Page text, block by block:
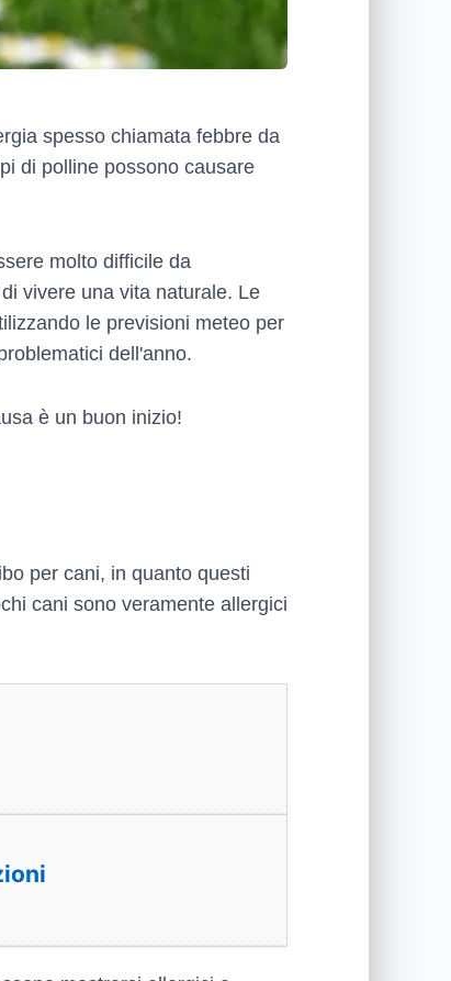
spesso chiamata febbre da
di polline possono causare
molto difficile da
vivere una vita naturale. Le
le previsioni meteo per
dell'anno.
è un buon inizio!
per cani, in quanto questi
cani sono veramente allergici